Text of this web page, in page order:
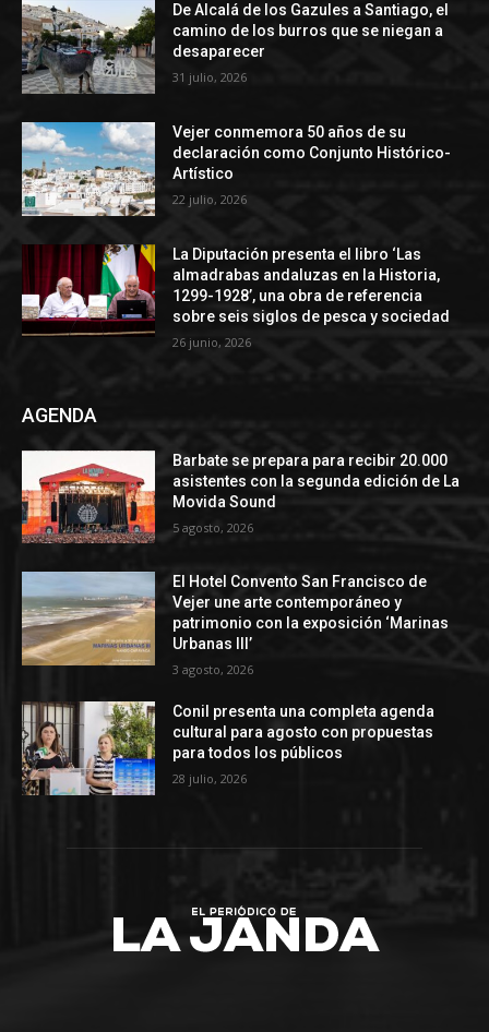
De Alcalá de los Gazules a Santiago, el
camino de los burros que se niegan a
desaparecer
31 julio, 2026
Vejer conmemora 50 años de su
declaración como Conjunto Histórico-
Artístico
22 julio, 2026
La Diputación presenta el libro ‘Las
almadrabas andaluzas en la Historia,
1299-1928’, una obra de referencia
sobre seis siglos de pesca y sociedad
26 junio, 2026
AGENDA
Barbate se prepara para recibir 20.000
asistentes con la segunda edición de La
Movida Sound
5 agosto, 2026
El Hotel Convento San Francisco de
Vejer une arte contemporáneo y
patrimonio con la exposición ‘Marinas
Urbanas III’
3 agosto, 2026
Conil presenta una completa agenda
cultural para agosto con propuestas
para todos los públicos
28 julio, 2026